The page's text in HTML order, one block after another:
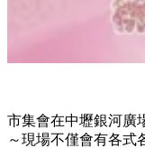
市集會在中壢銀河廣
～現場不僅會有各式